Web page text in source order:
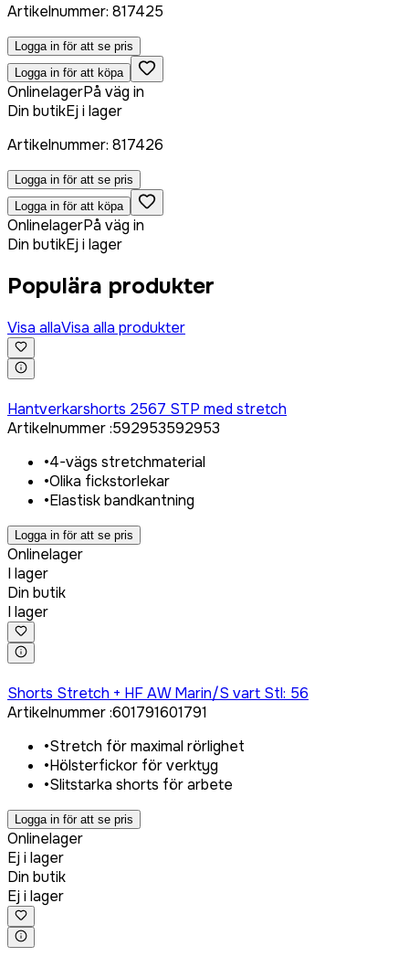
Artikelnummer: 817425
Logga in för att se pris
Logga in för att köpa
OnlinelagerPå väg in
Din butikEj i lager
Artikelnummer: 817426
Logga in för att se pris
Logga in för att köpa
OnlinelagerPå väg in
Din butikEj i lager
Populära produkter
Visa allaVisa alla produkter
Hantverkarshorts 2567 STP med stretch
Artikelnummer:592953592953
•4-vägs stretchmaterial
•Olika fickstorlekar
•Elastisk bandkantning
Logga in för att se pris
Onlinelager
I lager
Din butik
I lager
Shorts Stretch + HF AW Marin/S vart Stl: 56
Artikelnummer:601791601791
•Stretch för maximal rörlighet
•Hölsterfickor för verktyg
•Slitstarka shorts för arbete
Logga in för att se pris
Onlinelager
Ej i lager
Din butik
Ej i lager